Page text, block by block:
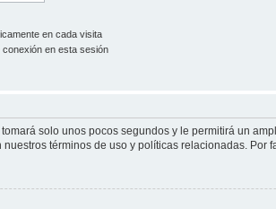
en cada visita
en esta sesión
solo unos pocos segundos y le permitirá un
términos de uso y políticas relacionadas. Por